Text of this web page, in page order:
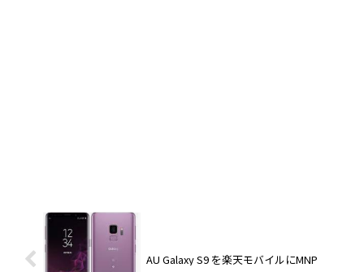
AU Galaxy S9 を楽天モバイルにMNP